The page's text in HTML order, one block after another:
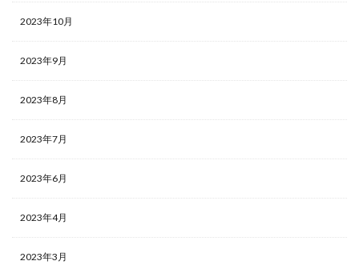
2023年10月
2023年9月
2023年8月
2023年7月
2023年6月
2023年4月
2023年3月